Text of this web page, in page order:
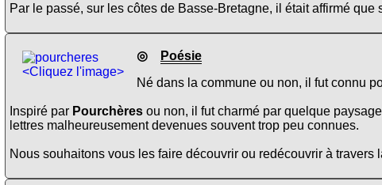
Par le passé, sur les côtes de Basse-Bretagne, il était affirmé
<Cliquez l'image>
◎
Poésie
Né dans la commune ou non, il fut connu
Inspiré par Pourchères ou non, il fut charmé par quelque
lettres malheureusement devenues souvent trop peu connues.
Nous souhaitons vous les faire découvrir ou redécouvrir à